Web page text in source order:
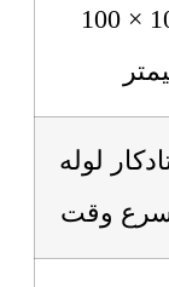
100 × 100 × 100
لوله
وقت